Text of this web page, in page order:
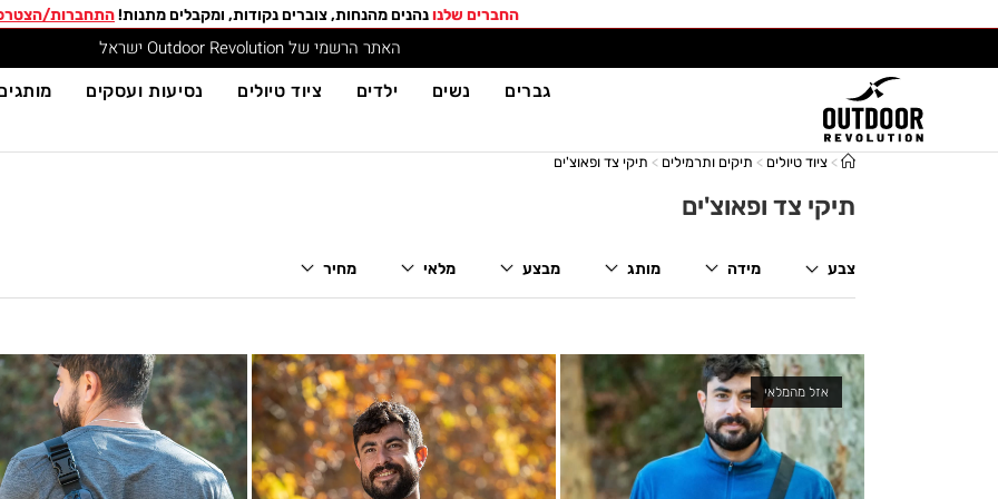
החברים שלנונהנים מהנחות, צוברים נקודות, ומקבלים מתנות!התחברות/
האתר הרשמי של Outdoor Revolution ישראל
גברים נשים ילדים ציוד טיולים נסיעות ועסקים
> ציוד טיולים > תיקים ותרמילים > תיקי צד ופאוצ'ים
תיקי צד ופאוצ'ים
צבע מידה מותג מבצע מלאי מחיר
אזל מהמלאי